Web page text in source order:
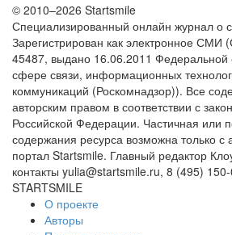
© 2010–2026 Startsmile
Специализированный онлайн журнал о
Зарегистрирован как электронное
45487, выдано 16.06.2011 Федеральной
сфере связи, информационных
коммуникаций (Роскомнадзор)). Все
авторским правом в соответствии с
Российской Федерации. Частичная или
содержания ресурса возможна только с
портал Startsmile. Главный редактор
контакты yulia@startsmile.ru, 8 (495)
STARTSMILE
О проекте
Авторы